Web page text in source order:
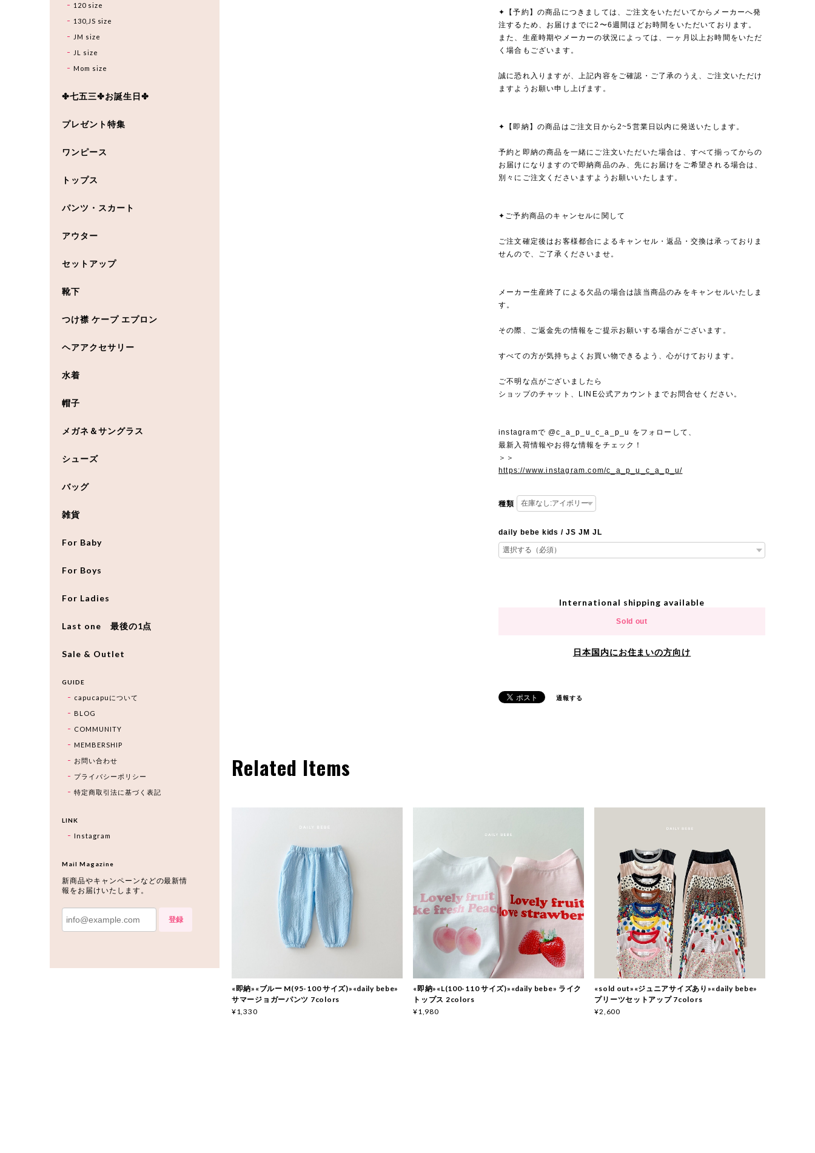
✦【予約】の商品につきましては、ご注文をいただいてからメーカーへ発
注するため、お届けまでに2〜6週間ほどお時間をいただいております。
また、生産時期やメーカーの状況によっては、一ヶ月以上お時間をいただ
く場合もございます。
誠に恐れ入りますが、上記内容をご確認・ご了承のうえ、ご注文いただけ
ますようお願い申し上げます。
✦【即納】の商品はご注文日から2~5営業日以内に発送いたします。
予約と即納の商品を一緒にご注文いただいた場合は、すべて揃ってからの
お届けになりますので即納商品のみ、先にお届けをご希望される場合は、
別々にご注文くださいますようお願いいたします。
✦ご予約商品のキャンセルに関して
ご注文確定後はお客様都合によるキャンセル・返品・交換は承っておりま
せんので、ご了承くださいませ。
メーカー生産終了による欠品の場合は該当商品のみをキャンセルいたしま
す。
その際、ご返金先の情報をご提示お願いする場合がございます。
すべての方が気持ちよくお買い物できるよう、心がけております。
ご不明な点がございましたら
ショップのチャット、LINE公式アカウントまでお問合せください。
instagramで @c_a_p_u_c_a_p_u をフォローして、
最新入荷情報やお得な情報をチェック！
＞＞
https://www.instagram.com/c_a_p_u_c_a_p_u/
種類
daily bebe kids / JS JM JL
International shipping available
Sold out
日本国内にお住まいの方向け
通報する
Related Items
«即納»«ブルー M(95-100 サイズ)»«daily bebe»
サマージョガーパンツ 7colors
¥1,330
«即納»«L(100-110 サイズ)»«daily bebe» ライク
トップス 2colors
¥1,980
«sold out»«ジュニアサイズあり»«daily bebe»
プリーツセットアップ 7colors
¥2,600
120 size
130,JS size
JM size
JL size
Mom size
✤七五三✤お誕生日✤
プレゼント特集
ワンピース
トップス
パンツ・スカート
アウター
セットアップ
靴下
つけ襟 ケープ エプロン
ヘアアクセサリー
水着
帽子
メガネ＆サングラス
シューズ
バッグ
雑貨
For Baby
For Boys
For Ladies
Last one 最後の1点
Sale & Outlet
GUIDE
capucapuについて
BLOG
COMMUNITY
MEMBERSHIP
お問い合わせ
プライバシーポリシー
特定商取引法に基づく表記
LINK
Instagram
Mail Magazine
新商品やキャンペーンなどの最新情
報をお届けいたします。
登録